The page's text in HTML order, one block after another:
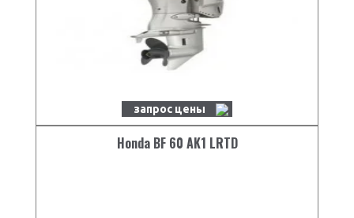
запрос цены
Honda BF 60 AK1 LRTD